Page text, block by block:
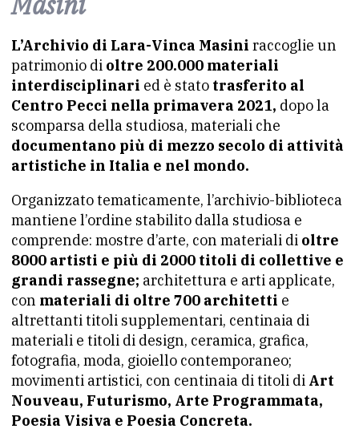
L’Archivio di Lara-Vinca Masini raccoglie un
patrimonio di oltre 200.000 materiali
interdisciplinari ed è stato trasferito al
Centro Pecci nella primavera 2021, dopo la
scomparsa della studiosa, materiali che
documentano più di mezzo secolo di attività
artistiche in Italia e nel mondo.
Organizzato tematicamente, l’archivio-biblioteca
mantiene l’ordine stabilito dalla studiosa e
comprende: mostre d’arte, con materiali di oltre
8000 artisti e più di 2000 titoli di collettive e
grandi rassegne; architettura e arti applicate,
con materiali di oltre 700 architetti e
altrettanti titoli supplementari, centinaia di
materiali e titoli di design, ceramica, grafica,
fotografia, moda, gioiello contemporaneo;
movimenti artistici, con centinaia di titoli di Art
Nouveau, Futurismo, Arte Programmata,
Poesia Visiva e Poesia Concreta.